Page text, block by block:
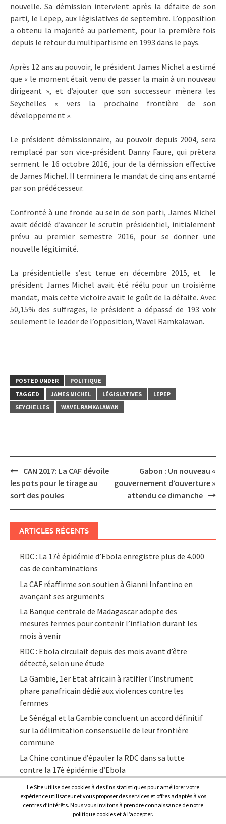
nouvelle. Sa démission intervient après la défaite de son
parti, le Lepep, aux législatives de septembre. L’opposition
a obtenu la majorité au parlement, pour la première fois
depuis le retour du multipartisme en 1993 dans le pays.
Après 12 ans au pouvoir, le président James Michel a estimé
que « le moment était venu de passer la main à un nouveau
dirigeant », et d’ajouter que son successeur mènera les
Seychelles « vers la prochaine frontière de son
développement ».
Le président démissionnaire, au pouvoir depuis 2004, sera
remplacé par son vice-président Danny Faure, qui prêtera
serment le 16 octobre 2016, jour de la démission effective
de James Michel. Il terminera le mandat de cinq ans entamé
par son prédécesseur.
Confronté à une fronde au sein de son parti, James Michel
avait décidé d’avancer le scrutin présidentiel, initialement
prévu au premier semestre 2016, pour se donner une
nouvelle légitimité.
La présidentielle s’est tenue en décembre 2015, et le
président James Michel avait été réélu pour un troisième
mandat, mais cette victoire avait le goût de la défaite. Avec
50,15% des suffrages, le président a dépassé de 193 voix
seulement le leader de l’opposition, Wavel Ramkalawan.
POSTED UNDER
POLITIQUE
TAGGED
JAMES MICHEL LÉGISLATIVES
LEPEP
SEYCHELLES
WAVEL RAMKALAWAN
Post
navigation
CAN 2017: La CAF dévoile
les pots pour le tirage au
sort des poules
Gabon : Un nouveau «
gouvernement d’ouverture »
attendu ce dimanche
ARTICLES RÉCENTS
RDC : La 17è épidémie d’Ebola enregistre plus de 4.000
cas de contaminations
La CAF réaffirme son soutien à Gianni Infantino en
avançant ses arguments
La Banque centrale de Madagascar adopte des
mesures fermes pour contenir l’inflation durant les
mois à venir
RDC : Ebola circulait depuis des mois avant d’être
détecté, selon une étude
La Gambie, 1er Etat africain à ratifier l’instrument
phare panafricain dédié aux violences contre les
femmes
Le Sénégal et la Gambie concluent un accord définitif
sur la délimitation consensuelle de leur frontière
commune
La Chine continue d’épauler la RDC dans sa lutte
contre la 17è épidémie d’Ebola
Le Site utilise des cookies à des fins statistiques pour améliorer votre
expérience utilisateur et vous proposer des services et offres adaptés à vos
centres d’intérêts. Nous vous invitons à prendre connaissance de notre
politique cookies et à l’accepter.